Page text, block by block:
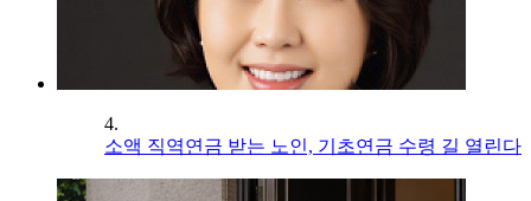
4.
소액 직역연금 받는 노인, 기초연금 수령 길 열린다